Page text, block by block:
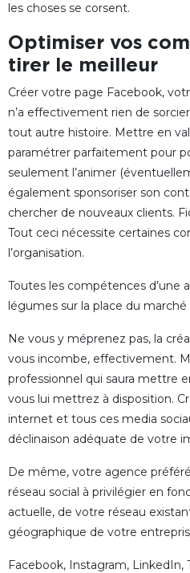
les choses se corsent.
Optimiser vos
tirer le meilleur
Créer votre page Facebook,
n’a effectivement rien de
tout autre histoire. Mettre en
paramétrer parfaitement pour
seulement l’animer
également sponsoriser son
chercher de nouveaux clients.
Tout ceci nécessite certaines
l’organisation.
Toutes les compétences d’une
légumes sur la place du marché
Ne vous y méprenez pas, la
vous incombe, effectivement.
professionnel qui saura mettre
vous lui mettrez à disposition.
internet et tous ces media
déclinaison adéquate de votre
De même, votre agence
réseau social à privilégier en
actuelle, de votre réseau
géographique de votre
Facebook, Instagram,